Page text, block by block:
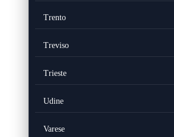
Trento
Treviso
Trieste
Udine
Varese